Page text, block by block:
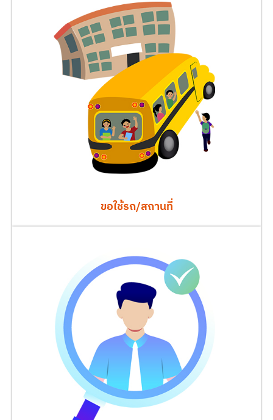
ขอใช้รถ/สถานที่